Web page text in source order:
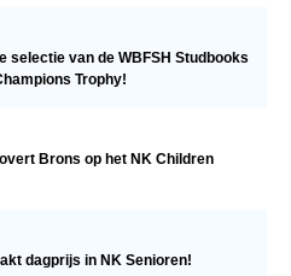
selectie van de WBFSH Studbooks
Trophy!
Brons op het NK Children
dagprijs in NK Senioren!